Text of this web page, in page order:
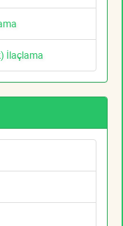
İlaçlama